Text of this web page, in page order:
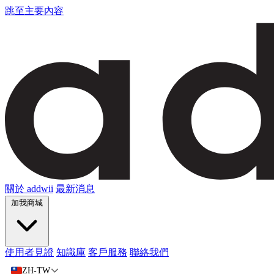
跳至主要內容
關於 addwii 最新消息
加我商城
使用者見證 知識庫 客戶服務 聯絡我們
ZH-TW